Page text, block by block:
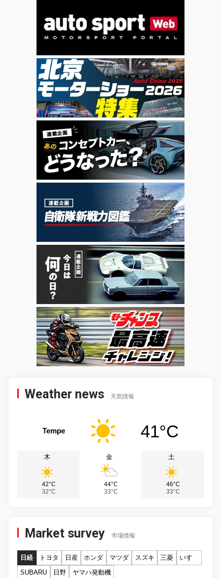
Weather news 天気情報
Tempe 41°C
木
42°C
32°C
金
44°C
33°C
土
46°C
33°C
Market survey 市場情報
日経 トヨタ 日産 ホンダ マツダ スズキ 三菱
いすゞ
SUBARU
日野 ヤマハ発動機